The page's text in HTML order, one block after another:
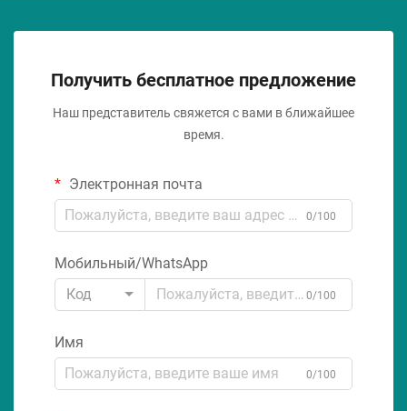
Получить бесплатное предложение
Наш представитель свяжется с вами в ближайшее
время.
Электронная почта
0/100
Мобильный/WhatsApp
Код
0/100
Имя
0/100